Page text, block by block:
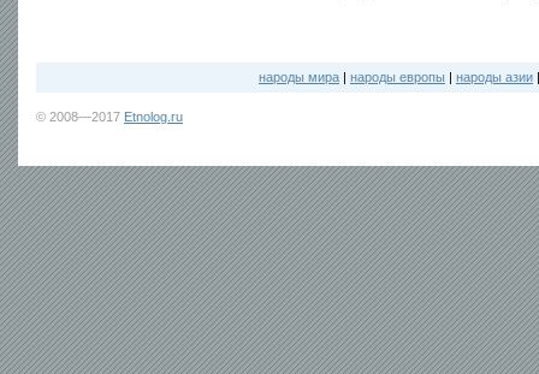
народы мира | народы европы | народы азии
© 2008—2017 Etnolog.ru